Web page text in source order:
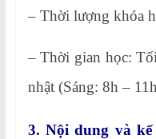
– Thời lượng khóa
– Thời gian học:
nhật (Sáng: 8h –
3. Nội dung và